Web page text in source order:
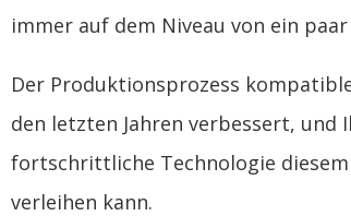
immer auf dem Niveau von ein paar
Der Produktionsprozess
den letzten Jahren verbessert, und
fortschrittliche Technologie
verleihen kann.